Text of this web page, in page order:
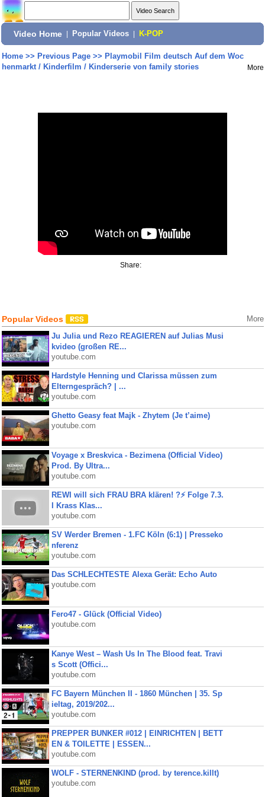
Video Home Popular Videos K-POP
Home>> Previous Page>> Playmobil Film deutsch Auf dem Woc
henmarkt / Kinderfilm / Kinderserie von family stories
More
Share:
Popular Videos More
Ju Julia und Rezo REAGIEREN auf Julias Musi
kvideo (großen RE...
youtube.com
Hardstyle Henning und Clarissa müssen zum
Elterngespräch? | ...
youtube.com
Ghetto Geasy feat Majk - Zhytem (Je t’aime)
youtube.com
Voyage x Breskvica - Bezimena (Official Video)
Prod. By Ultra...
youtube.com
REWI will sich FRAU BRA klären! ?⚡️ Folge 7.3.
I Krass Klas...
youtube.com
SV Werder Bremen - 1.FC Köln (6:1) | Presseko
nferenz
youtube.com
Das SCHLECHTESTE Alexa Gerät: Echo Auto
youtube.com
Fero47 - Glück (Official Video)
youtube.com
Kanye West – Wash Us In The Blood feat. Travi
s Scott (Offici...
youtube.com
FC Bayern München II - 1860 München | 35. Sp
ieltag, 2019/202...
youtube.com
PREPPER BUNKER #012 | EINRICHTEN | BETT
EN & TOILETTE | ESSEN...
youtube.com
WOLF - STERNENKIND (prod. by terence.killt)
youtube.com